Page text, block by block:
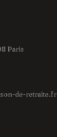
Paris
de-retraite.fr